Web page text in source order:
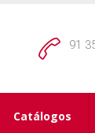
91
Catálogos